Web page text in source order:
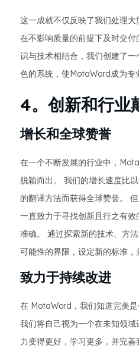
这一成就不仅反映了我们处理
在不影响质量的前提下及时交
识与技术相结合，我们创建了
色的系统，使MotaWord成为专
4。创新和行业
增长和全球赞誉
在一个不断发展的行业中，
脱颖而出。 我们的增长速度比
的翻译方法而获得全球赞誉。
一直致力于寻找创新且行之有
准确。 通过探索新的技术、方
可能性的界限，设定新的标准，
致力于持续改进
在 MotaWord，我们知道完美是
我们将自己视为一个在未知领
力变得更好，学习更多，并完